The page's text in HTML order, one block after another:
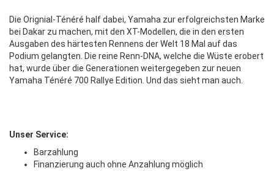
Die Orignial-Ténéré half dabei, Yamaha zur erfolgreichsten Marke
bei Dakar zu machen, mit den XT-Modellen, die in den ersten
Ausgaben des härtesten Rennens der Welt 18 Mal auf das
Podium gelangten. Die reine Renn-DNA, welche die Wüste erobert
hat, wurde über die Generationen weitergegeben zur neuen
Yamaha Ténéré 700 Rallye Edition. Und das sieht man auch.
Unser Service:
Barzahlung
Finanzierung auch ohne Anzahlung möglich